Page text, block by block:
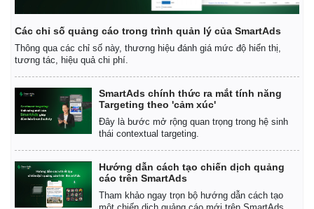
Các chỉ số quảng cáo trong trình quản lý của SmartAds
Thông qua các chỉ số này, thương hiệu đánh giá mức độ hiển thị,
tương tác, hiệu quả chi phí.
SmartAds chính thức ra mắt tính năng
Targeting theo 'cảm xúc'
Đây là bước mở rộng quan trọng trong hệ sinh
thái contextual targeting.
Hướng dẫn cách tạo chiến dịch quảng
cáo trên SmartAds
Tham khảo ngay trọn bộ hướng dẫn cách tạo